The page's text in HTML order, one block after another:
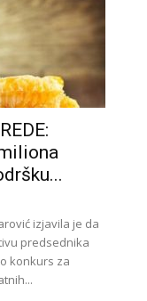
izjavila je da
predsednika
konkurs za